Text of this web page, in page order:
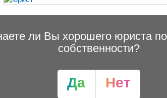
ли Вы хорошего юриста
собственности?
Да Нет